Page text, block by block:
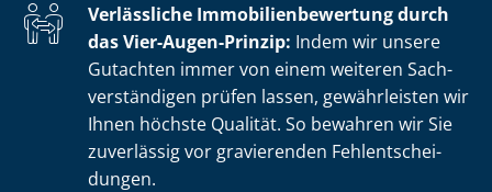
Verlässliche Im­mo­bi­li­en­be­wer­tung durch
das Vier-Augen-Prinzip: Indem wir unsere
Gutachten immer von einem weiteren Sach­
ver­stän­di­gen prüfen lassen, gewährleisten wir
Ihnen höchste Qualität. So bewahren wir Sie
zuverlässig vor gravierenden Fehl­ent­schei­
dun­gen.